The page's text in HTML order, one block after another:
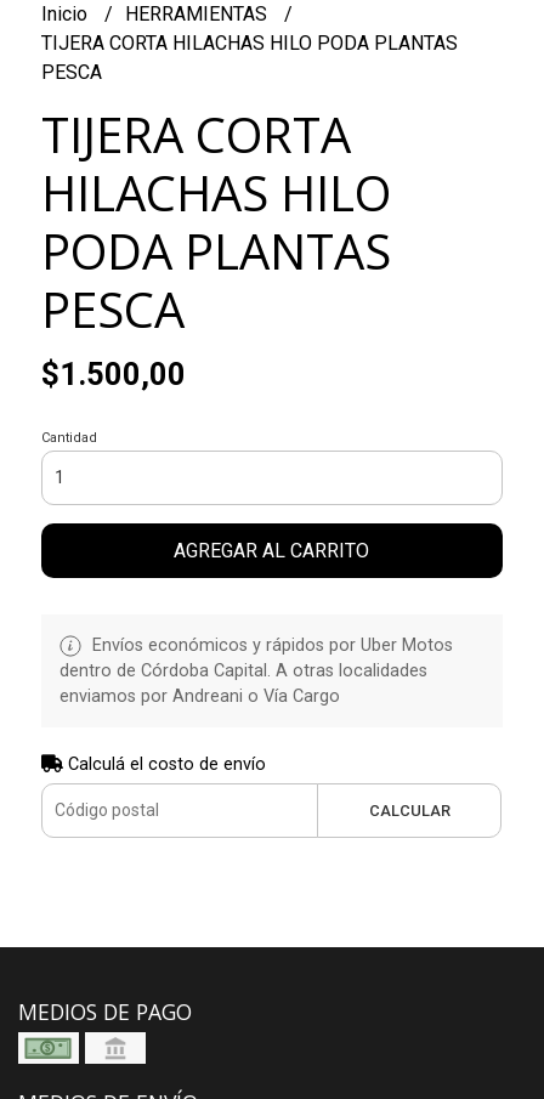
Inicio
HERRAMIENTAS
TIJERA CORTA HILACHAS HILO PODA PLANTAS
PESCA
TIJERA CORTA
HILACHAS HILO
PODA PLANTAS
PESCA
$1.500,00
Cantidad
AGREGAR AL CARRITO
Envíos económicos y rápidos por Uber Motos
dentro de Córdoba Capital. A otras localidades
enviamos por Andreani o Vía Cargo
Calculá el costo de envío
CALCULAR
MEDIOS DE PAGO